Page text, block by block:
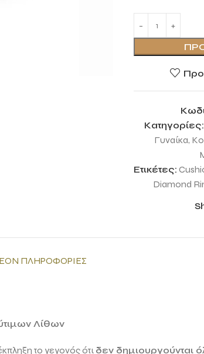
Κατηγορίες:
Γυναίκα,
Ετικέτες:
Diamond
ΠΛΗΡΟΦΟΡΊΕΣ
Λίθων
το γεγονός ότι δεν δημιουργούνται